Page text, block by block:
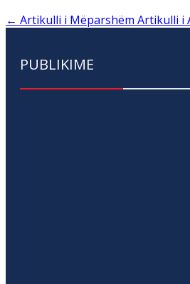
← Artikulli i Mëparshëm Artikulli i
PUBLIKIME